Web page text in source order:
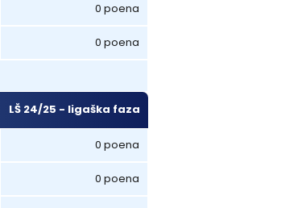
0 poena
0 poena
LŠ 24/25 - ligaška faza
0 poena
0 poena